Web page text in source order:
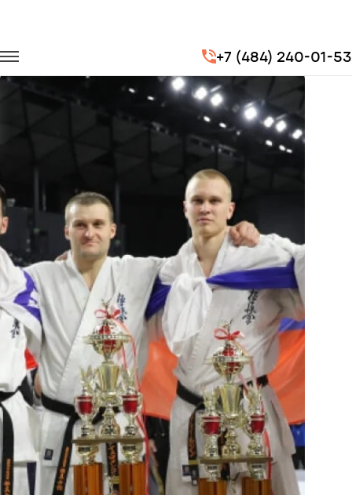
+7 (484) 240-01-53
Транспорт для спорта
Чемпионат мира по Киокушинкай каратэ 2017